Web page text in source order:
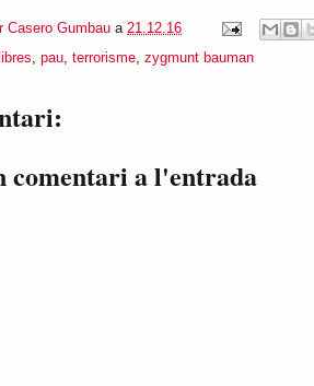
Casero Gumbau a 21.12.16
pau terrorisme zygmunt bauman
comentari a l'entrada